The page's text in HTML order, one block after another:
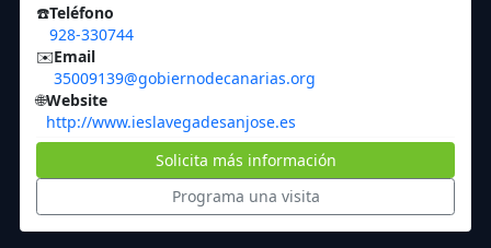
☎️Teléfono
928-330744
✉️Email
35009139@gobiernodecanarias.org
🌐Website
http://www.ieslavegadesanjose.es
Solicita más información
Programa una visita